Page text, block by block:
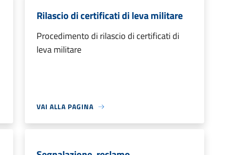
Rilascio di certificati di leva militare
Procedimento di rilascio di certificati di
leva militare
VAI ALLA PAGINA